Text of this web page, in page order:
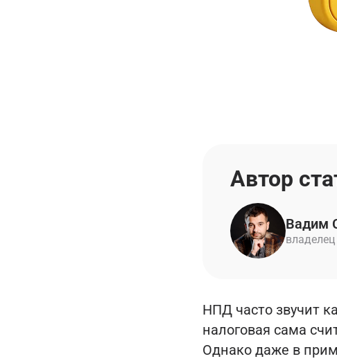
Автор
Вадим
НПД часто звучит
налоговая сама
Однако даже в